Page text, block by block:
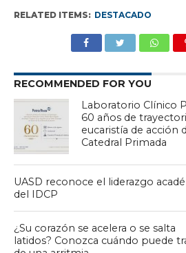
RELATED ITEMS: DESTACADO
RECOMMENDED FOR YOU
Laboratorio Clínico
60 años de
eucaristía de acción
Catedral Primada
UASD reconoce el liderazgo
del IDCP
¿Su corazón se acelera o se salta
latidos? Conozca cuándo puede